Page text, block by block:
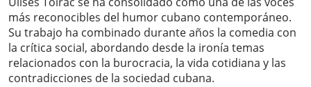
más reconocibles del humor cubano contemporáneo.
Su trabajo ha combinado durante años la comedia con
la crítica social, abordando desde la ironía temas
relacionados con la burocracia, la vida cotidiana y las
contradicciones de la sociedad cubana.